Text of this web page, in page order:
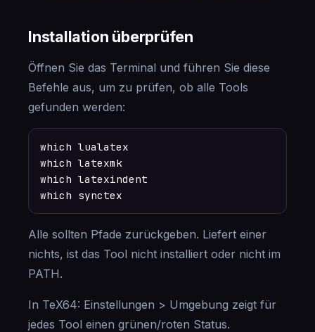
Installation überprüfen
Öffnen Sie das Terminal und führen Sie diese
Befehle aus, um zu prüfen, ob alle Tools
gefunden werden:
which lualatex
which latexmk
which latexindent
which synctex
Alle sollten Pfade zurückgeben. Liefert einer
nichts, ist das Tool nicht installiert oder nicht im
PATH.
In TeX64: Einstellungen > Umgebung zeigt für
jedes Tool einen grünen/roten Status.